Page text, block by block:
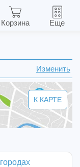
табл. жев. №20
Изменить
К КАРТЕ
Корзина Еще